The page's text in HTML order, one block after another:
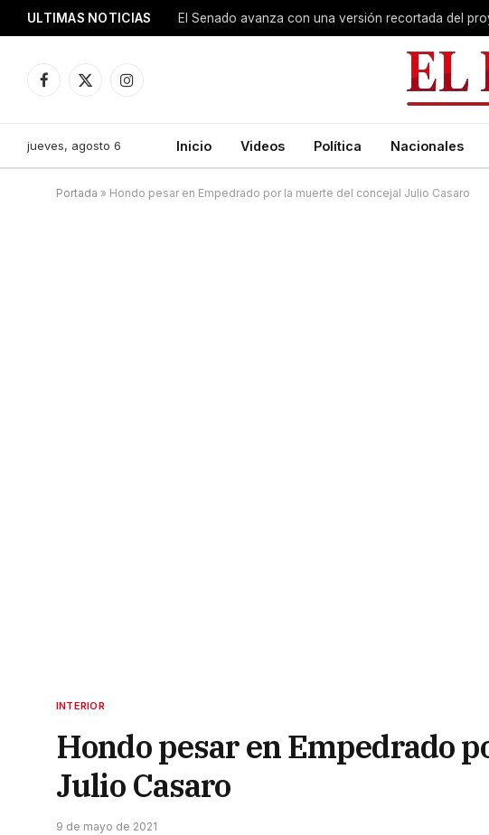
ULTIMAS NOTICIAS
Facebook
X
Instagram
jueves, agosto 6 Inicio Videos Política Nacionales
Portada » Hondo pesar en Empedrado por la muerte del concejal Julio Casaro
INTERIOR
Hondo pesar en Empedrado
Julio Casaro
9 de mayo de 2021